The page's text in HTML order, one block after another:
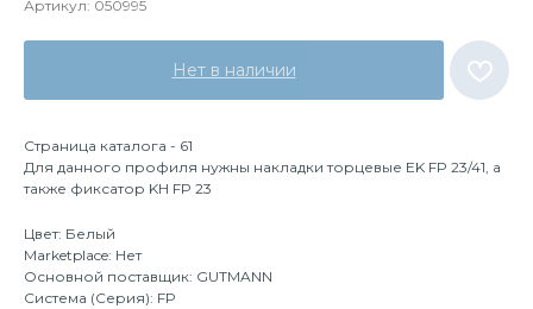
Артикул: 050995
Нет в наличии
Страница каталога - 61
Для данного профиля нужны накладки торцевые EK FP 23/41, а
также фиксатор KH FP 23
Цвет: Белый
Marketplace: Нет
Основной поставщик: GUTMANN
Система (Серия): FP